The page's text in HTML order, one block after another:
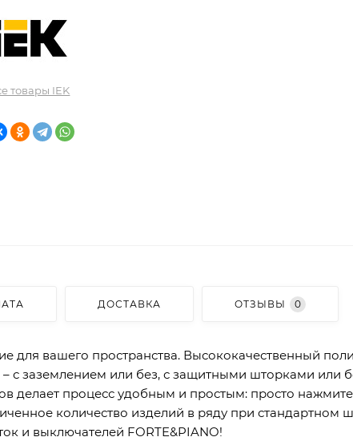
товары IEK
ДОСТАВКА ОТЗЫВЫ 0
для вашего пространства. Высококачественный
с заземлением или без, с защитными шторками или
делает процесс удобным и простым: просто
количество изделий в ряду при стандартном
и выключателей FORTE&PIANO!